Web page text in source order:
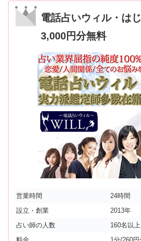
電話占いウィル・は
3,000円分無料
営業時間
24時間
設立・創業
2013年
占い師の人数
160名以上